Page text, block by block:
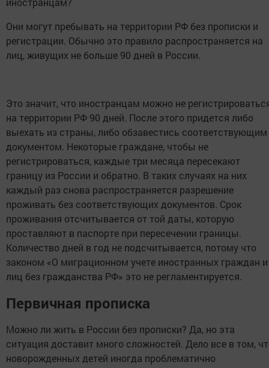
Они могут пребывать на территории РФ без прописки и
регистрации. Обычно это правило распространяется на
лиц, живущих не больше 90 дней в России.
Это значит, что иностранцам можно не
на территории РФ 90 дней. После этого придется либо
выехать из страны, либо обзавестись соответствующим
документом. Некоторые граждане, чтобы не
регистрироваться, каждые три месяца пересекают
границу из России и обратно. В таких случаях на них
каждый раз снова распространяется разрешение
проживать без соответствующих документов. Срок
проживания отсчитывается от той даты, которую
проставляют в паспорте при пересечении границы.
Количество дней в год не подсчитывается, потому что
законом «О миграционном учете иностранных граждан и
лиц без гражданства РФ» это не регламентируется.
Первичная прописка
Можно ли жить в России без прописки? Да, но эта
ситуация доставит много сложностей. Дело все в том,
новорожденных детей иногда проблематично